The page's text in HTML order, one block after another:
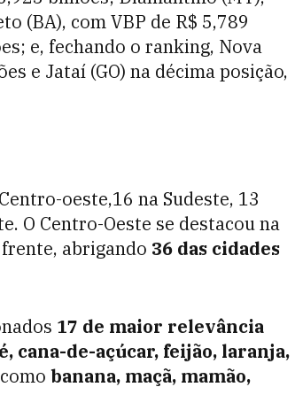
(BA), com VBP de R$ 5,789
e, fechando o ranking, Nova
e Jataí (GO) na décima posição,
oeste,16 na Sudeste, 13
O Centro-Oeste se destacou na
abrigando 36 das cidades
17 de maior relevância
cana-de-açúcar, feijão, laranja,
banana, maçã, mamão,